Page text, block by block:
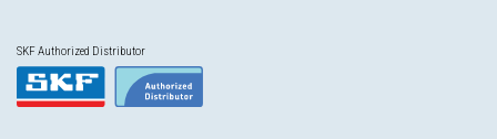
SKF Authorized Distributor